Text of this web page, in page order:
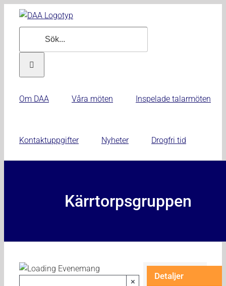
Fortsätt
Om DAA Våra möten Inspelade talarmöten
Kontaktuppgifter Nyheter Drogfri tid
Kärrtorpsgruppen
×
Detaljer